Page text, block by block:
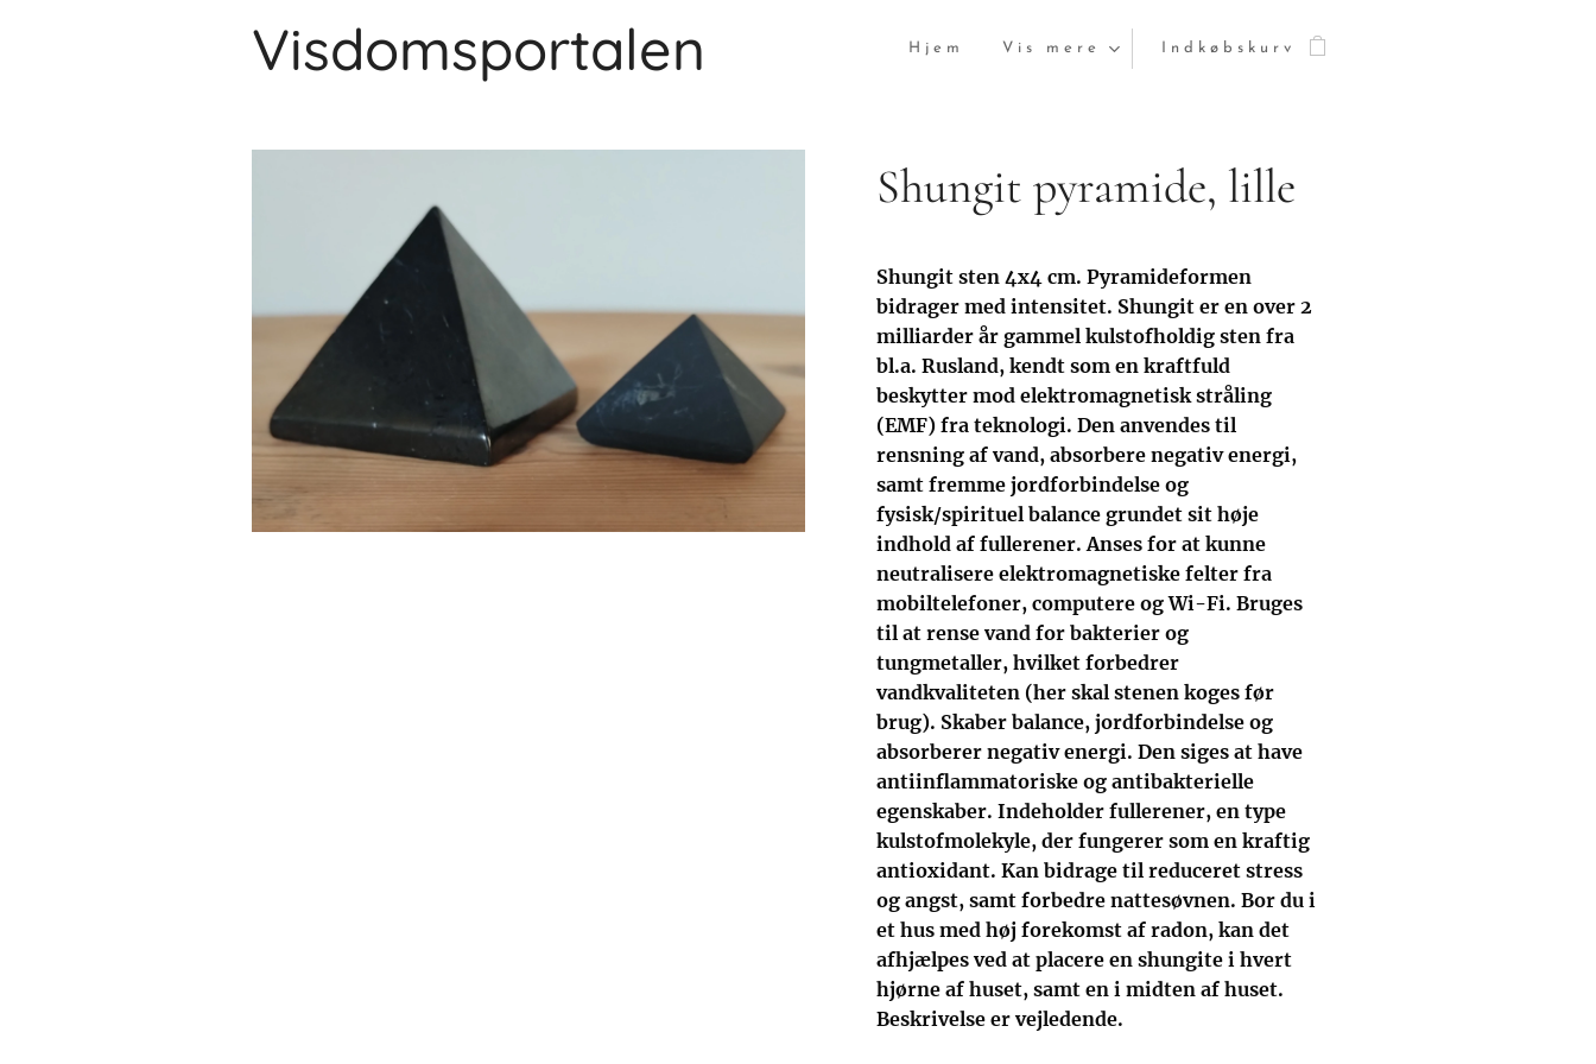
Visdomsportalen Hjem Vis mere Indkøbskurv
Shungit pyramide, lille
Shungit sten 4x4 cm. Pyramideformen
bidrager med intensitet. Shungit er en over 2
milliarder år gammel kulstofholdig sten fra
bl.a. Rusland, kendt som en kraftfuld
beskytter mod elektromagnetisk stråling
(EMF) fra teknologi. Den anvendes til
rensning af vand, absorbere negativ energi,
samt fremme jordforbindelse og
fysisk/spirituel balance grundet sit høje
indhold af fullerener. Anses for at kunne
neutralisere elektromagnetiske felter fra
mobiltelefoner, computere og Wi-Fi. Bruges
til at rense vand for bakterier og
tungmetaller, hvilket forbedrer
vandkvaliteten (her skal stenen koges før
brug). Skaber balance, jordforbindelse og
absorberer negativ energi. Den siges at have
antiinflammatoriske og antibakterielle
egenskaber. Indeholder fullerener, en type
kulstofmolekyle, der fungerer som en kraftig
antioxidant. Kan bidrage til reduceret stress
og angst, samt forbedre nattesøvnen. Bor du i
et hus med høj forekomst af radon, kan det
afhjælpes ved at placere en shungite i hvert
hjørne af huset, samt en i midten af huset.
Beskrivelse er vejledende.